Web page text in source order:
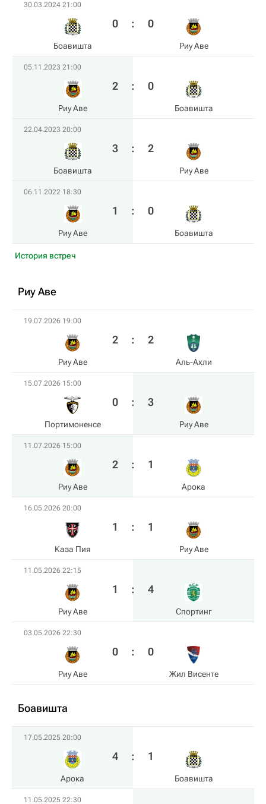
30.03.2024 21:00
Боавишта
0 : 0
Риу Аве
05.11.2023 21:00
Риу Аве
2 : 0
Боавишта
22.04.2023 20:00
Боавишта
3 : 2
Риу Аве
06.11.2022 18:30
Риу Аве
1 : 0
Боавишта
История встреч
Риу Аве
19.07.2026 19:00
Риу Аве
2 : 2
Аль-Ахли
15.07.2026 15:00
Портимоненсе
0 : 3
Риу Аве
11.07.2026 15:00
Риу Аве
2 : 1
Арока
16.05.2026 20:00
Каза Пия
1 : 1
Риу Аве
11.05.2026 22:15
Риу Аве
1 : 4
Спортинг
03.05.2026 22:30
Риу Аве
0 : 0
Жил Висенте
Боавишта
17.05.2025 20:00
Арока
4 : 1
Боавишта
11.05.2025 22:30